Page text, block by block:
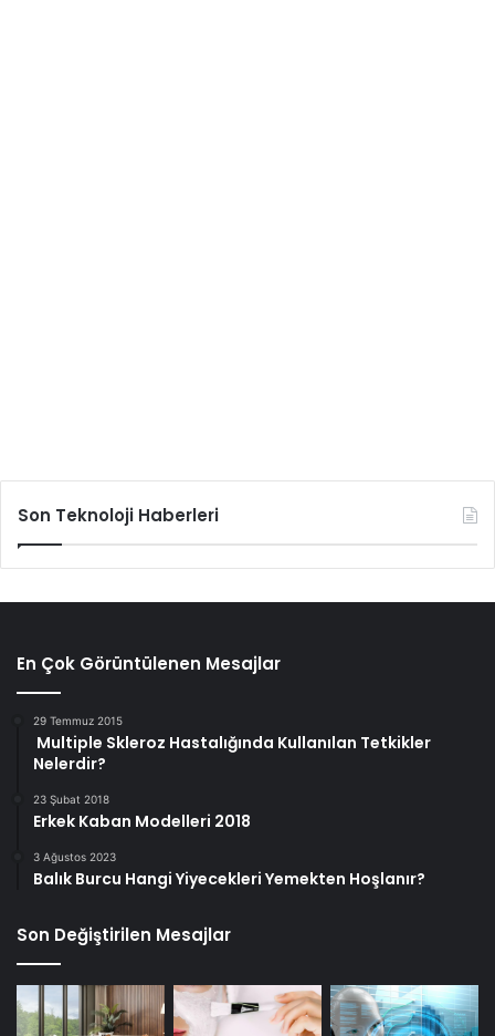
Son Teknoloji Haberleri
En Çok Görüntülenen Mesajlar
29 Temmuz 2015
Multiple Skleroz Hastalığında Kullanılan Tetkikler
Nelerdir?
23 Şubat 2018
Erkek Kaban Modelleri 2018
3 Ağustos 2023
Balık Burcu Hangi Yiyecekleri Yemekten Hoşlanır?
Son Değiştirilen Mesajlar